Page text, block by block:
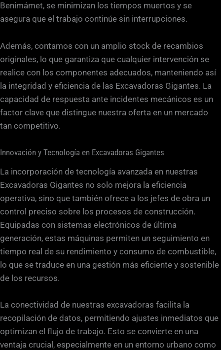
Benimámet, se minimizan los tiempos muertos y se
asegura que el trabajo continúe sin interrupciones.
Además, contamos con un amplio stock de recambios
originales, lo que garantiza que cualquier intervención se
realice con los componentes adecuados, manteniendo así
la integridad y eficiencia de las Excavadoras Gigantes. La
capacidad de respuesta ante incidentes mecánicos es un
factor clave que distingue nuestra oferta en un mercado
tan competitivo.
Innovación y Tecnología en Excavadoras Gigantes
La incorporación de tecnología avanzada en nuestras
Excavadoras Gigantes no solo mejora la eficiencia
operativa, sino que también ofrece a los jefes de obra un
control preciso sobre los procesos de construcción.
Equipadas con sistemas electrónicos de última
generación, estas máquinas permiten un seguimiento en
tiempo real de su rendimiento y consumo de combustible,
lo que se traduce en una gestión más eficiente y sostenible
de los recursos.
La conectividad de nuestras excavadoras facilita la
recopilación de datos, permitiendo ajustes inmediatos que
optimizan el flujo de trabajo. Esto se convierte en una
ventaja crucial, especialmente en un entorno urbano como